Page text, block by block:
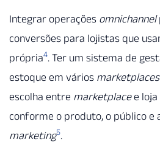
Integrar operações omnichannel
conversões para lojistas que
própria4. Ter um sistema de
estoque em vários marketplaces
escolha entre marketplacee loja
conforme o produto, o público e
marketing5.